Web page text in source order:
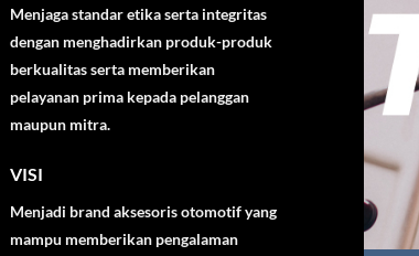
Menjaga standar etika serta integritas
dengan menghadirkan produk-produk
berkualitas serta memberikan
pelayanan prima kepada pelanggan
maupun mitra.
VISI
Menjadi brand aksesoris otomotif yang
mampu memberikan pengalaman